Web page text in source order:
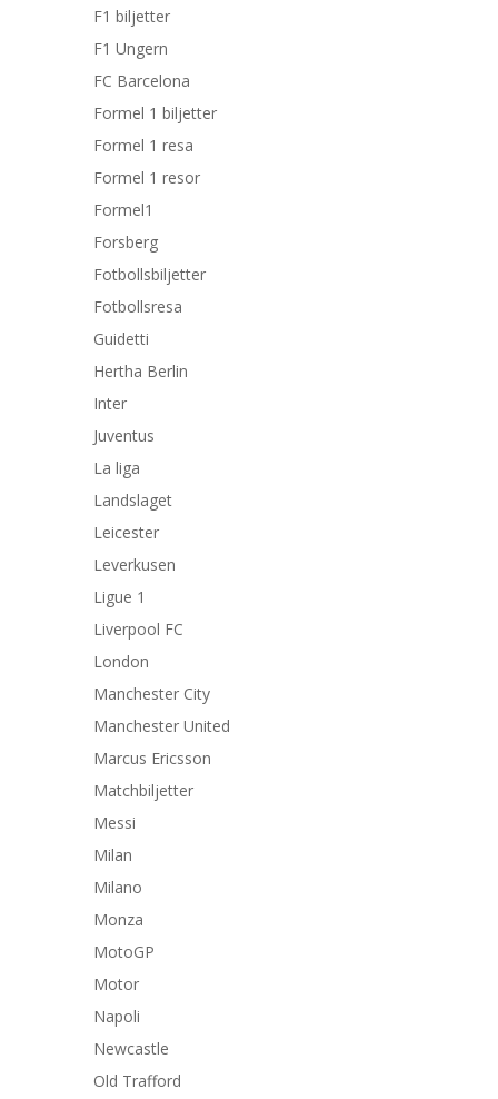
F1 biljetter
F1 Ungern
FC Barcelona
Formel 1 biljetter
Formel 1 resa
Formel 1 resor
Formel1
Forsberg
Fotbollsbiljetter
Fotbollsresa
Guidetti
Hertha Berlin
Inter
Juventus
La liga
Landslaget
Leicester
Leverkusen
Ligue 1
Liverpool FC
London
Manchester City
Manchester United
Marcus Ericsson
Matchbiljetter
Messi
Milan
Milano
Monza
MotoGP
Motor
Napoli
Newcastle
Old Trafford